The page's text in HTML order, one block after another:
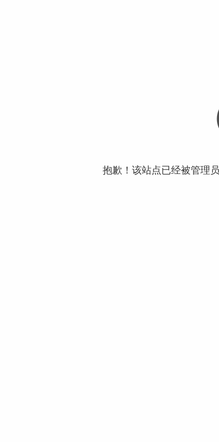
抱歉！该站点已经被管理